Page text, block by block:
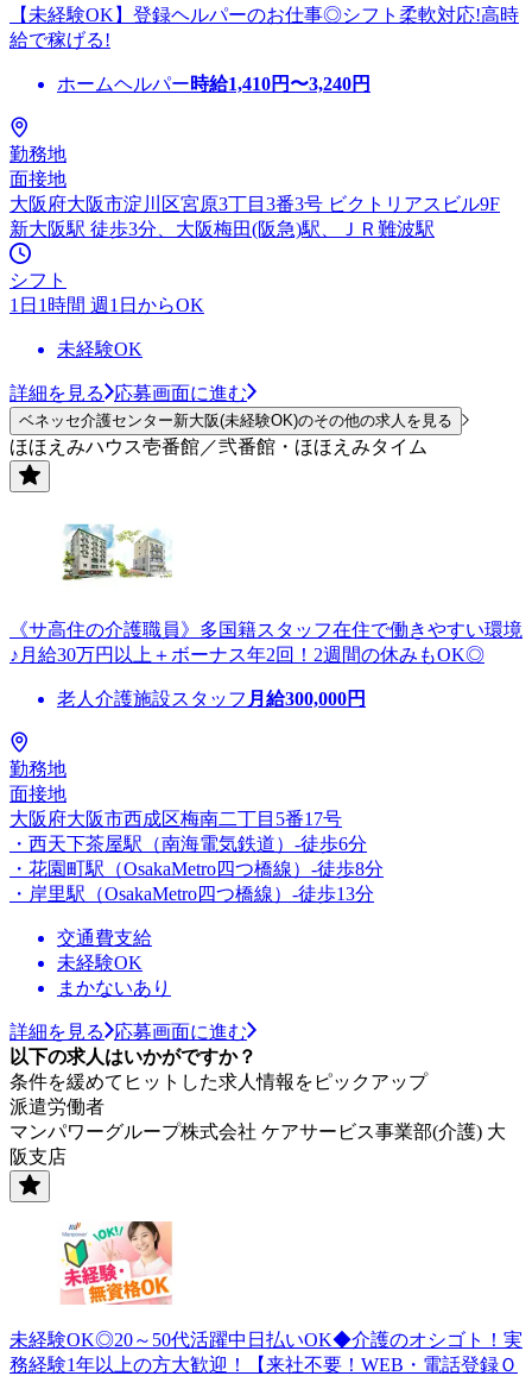
【未経験OK】登録ヘルパーのお仕事◎シフト柔軟対応!高時
給で稼げる!
ホームヘルパー時給1,410円〜3,240円
勤務地
面接地
大阪府大阪市淀川区宮原3丁目3番3号 ビクトリアスビル9F
新大阪駅 徒歩3分、大阪梅田(阪急)駅、ＪＲ難波駅
シフト
1日1時間 週1日からOK
未経験OK
詳細を見る 応募画面に進む
ベネッセ介護センター新大阪(未経験OK)のその他の求人を見る
ほほえみハウス壱番館／弐番館・ほほえみタイム
《サ高住の介護職員》多国籍スタッフ在住で働きやすい環境
♪月給30万円以上＋ボーナス年2回！2週間の休みもOK◎
老人介護施設スタッフ 月給300,000円
勤務地
面接地
大阪府大阪市西成区梅南二丁目5番17号
・西天下茶屋駅（南海電気鉄道）-徒歩6分
・花園町駅（OsakaMetro四つ橋線）-徒歩8分
・岸里駅（OsakaMetro四つ橋線）-徒歩13分
交通費支給
未経験OK
まかないあり
詳細を見る
応募画面に進む
以下の求人はいかがですか？
条件を緩めてヒットした求人情報をピックアップ
派遣労働者
マンパワーグループ株式会社 ケアサービス事業部(介護) 大
阪支店
未経験OK◎20～50代活躍中日払いOK◆介護のオシゴト！実
務経験1年以上の方大歓迎！【来社不要！WEB・電話登録Ｏ